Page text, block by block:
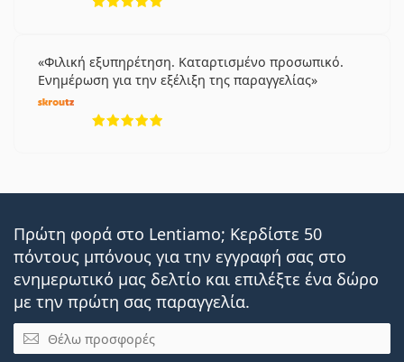
Φιλική εξυπηρέτηση. Καταρτισμένο προσωπικό.
Ενημέρωση για την εξέλιξη της παραγγελίας
Πρώτη φορά στο Lentiamo; Κερδίστε 50
πόντους μπόνους για την εγγραφή σας στο
ενημερωτικό μας δελτίο και επιλέξτε ένα δώρο
με την πρώτη σας παραγγελία.
Email